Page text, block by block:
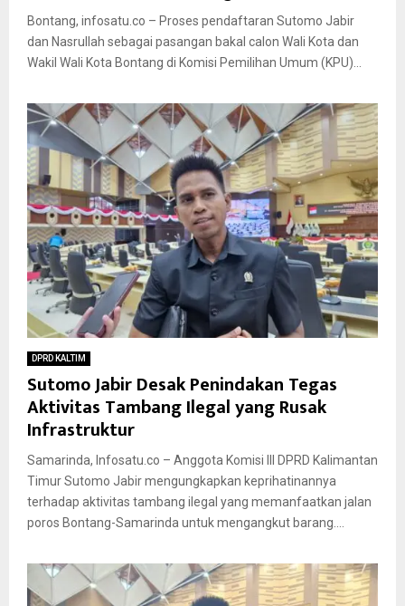
Bontang, infosatu.co – Proses pendaftaran Sutomo Jabir
dan Nasrullah sebagai pasangan bakal calon Wali Kota dan
Wakil Wali Kota Bontang di Komisi Pemilihan Umum (KPU)...
DPRD KALTIM
Sutomo Jabir Desak Penindakan Tegas
Aktivitas Tambang Ilegal yang Rusak
Infrastruktur
Samarinda, Infosatu.co – Anggota Komisi III DPRD Kalimantan
Timur Sutomo Jabir mengungkapkan keprihatinannya
terhadap aktivitas tambang ilegal yang memanfaatkan jalan
poros Bontang-Samarinda untuk mengangkut barang....